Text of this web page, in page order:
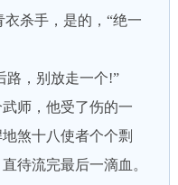
杀手，是的，“绝一
，别放走一个!”
师，他受了伤的一
煞十八使者个个剽
待流完最后一滴血。